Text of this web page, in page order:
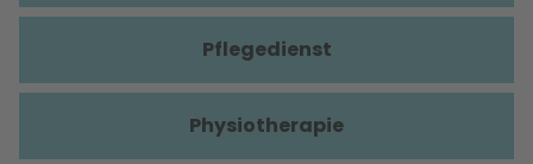
Pflegedienst
Physiotherapie